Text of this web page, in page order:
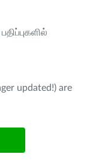
பதிப்புகளில்
updated!) are